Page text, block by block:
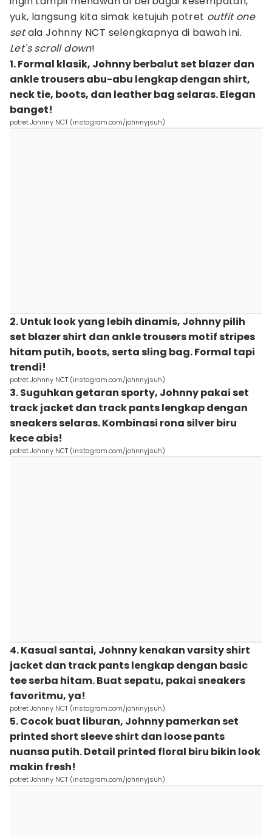
yuk, langsung kita simak ketujuh potret outfit one
setala Johnny NCT selengkapnya di bawah ini.
Let's scroll down!
1. Formal klasik, Johnny berbalut set blazer dan
ankle trousers abu-abu lengkap dengan shirt,
neck tie, boots, dan leather bag selaras. Elegan
banget!
potret Johnny NCT (instagram.com/johnnyjsuh)
2. Untuk look yang lebih dinamis, Johnny pilih
set blazer shirt dan ankle trousers motif stripes
hitam putih, boots, serta sling bag. Formal tapi
trendi!
potret Johnny NCT (instagram.com/johnnyjsuh)
3. Suguhkan getaran sporty, Johnny pakai set
track jacket dan track pants lengkap dengan
sneakers selaras. Kombinasi rona silver biru
kece abis!
potret Johnny NCT (instagram.com/johnnyjsuh)
4. Kasual santai, Johnny kenakan varsity shirt
jacket dan track pants lengkap dengan basic
tee serba hitam. Buat sepatu, pakai sneakers
favoritmu, ya!
potret Johnny NCT (instagram.com/johnnyjsuh)
5. Cocok buat liburan, Johnny pamerkan set
printed short sleeve shirt dan loose pants
nuansa putih. Detail printed floral biru bikin look
makin fresh!
potret Johnny NCT (instagram.com/johnnyjsuh)